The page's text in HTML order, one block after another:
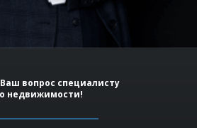
вопрос специалисту
недвижимости!